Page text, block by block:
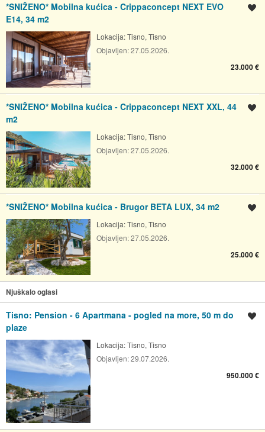
*SNIŽENO* Mobilna kućica - Crippaconcept NEXT EVO
E14, 34 m2
Lokacija:Tisno, Tisno
Objavljen:27.05.2026.
23.000 €
*SNIŽENO* Mobilna kućica - Crippaconcept NEXT XXL, 44
m2
Lokacija:Tisno, Tisno
Objavljen:27.05.2026.
32.000 €
*SNIŽENO* Mobilna kućica - Brugor BETA LUX, 34 m2
Lokacija:Tisno, Tisno
Objavljen:27.05.2026.
25.000 €
Njuškalo oglasi
Tisno: Pension - 6 Apartmana - pogled na more, 50 m do
plaze
Lokacija:Tisno, Tisno
Objavljen:29.07.2026.
950.000 €